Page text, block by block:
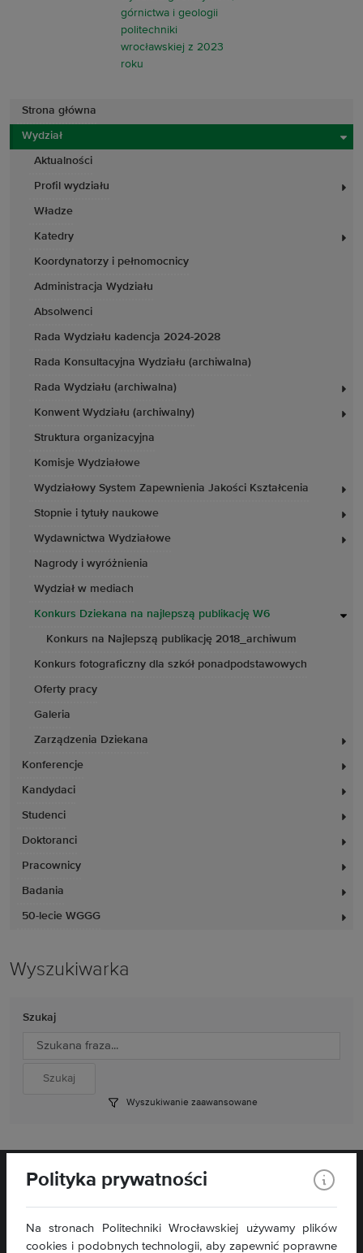
Strona główna
Wydział
Aktualności
Profil wydziału
Władze
Katedry
Koordynatorzy i pełnomocnicy
Administracja Wydziału
Absolwenci
Rada Wydziału kadencja 2024-2028
Rada Konsultacyjna Wydziału (archiwalna)
Rada Wydziału (archiwalna)
Konwent Wydziału (archiwalny)
Struktura organizacyjna
Komisje Wydziałowe
Wydziałowy System Zapewnienia Jakości Kształcenia
Stopnie i tytuły naukowe
Wydawnictwa Wydziałowe
Nagrody i wyróżnienia
Wydział w mediach
Konkurs Dziekana na najlepszą publikację W6
Konkurs na Najlepszą publikację 2018_archiwum
Konkurs fotograficzny dla szkół ponadpodstawowych
Oferty pracy
Galeria
Zarządzenia Dziekana
Konferencje
Kandydaci
Studenci
Doktoranci
Pracownicy
Badania
50-lecie WGGG
Wyszukiwarka
Szukaj
Wyszukiwanie zaawansowane
Polityka prywatności
Na stronach Politechniki Wrocławskiej używamy plików
cookies i podobnych technologii, aby zapewnić poprawne